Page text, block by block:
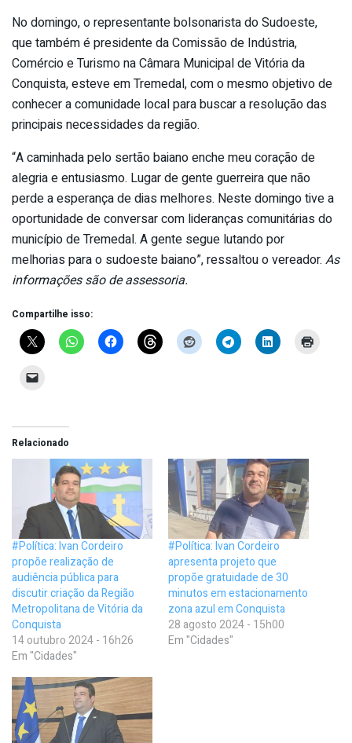
No domingo, o representante bolsonarista do Sudoeste,
que também é presidente da Comissão de Indústria,
Comércio e Turismo na Câmara Municipal de Vitória da
Conquista, esteve em Tremedal, com o mesmo objetivo de
conhecer a comunidade local para buscar a resolução das
principais necessidades da região.
“A caminhada pelo sertão baiano enche meu coração de
alegria e entusiasmo. Lugar de gente guerreira que não
perde a esperança de dias melhores. Neste domingo tive a
oportunidade de conversar com lideranças comunitárias do
município de Tremedal. A gente segue lutando por
melhorias para o sudoeste baiano”, ressaltou o vereador. As
informações são de assessoria.
Compartilhe isso:
Relacionado
#Política: Ivan Cordeiro
propõe realização de
audiência pública para
discutir criação da Região
Metropolitana de Vitória da
Conquista
14 outubro 2024 - 16h26
Em "Cidades"
#Política: Ivan Cordeiro
apresenta projeto que
propõe gratuidade de 30
minutos em estacionamento
zona azul em Conquista
28 agosto 2024 - 15h00
Em "Cidades"